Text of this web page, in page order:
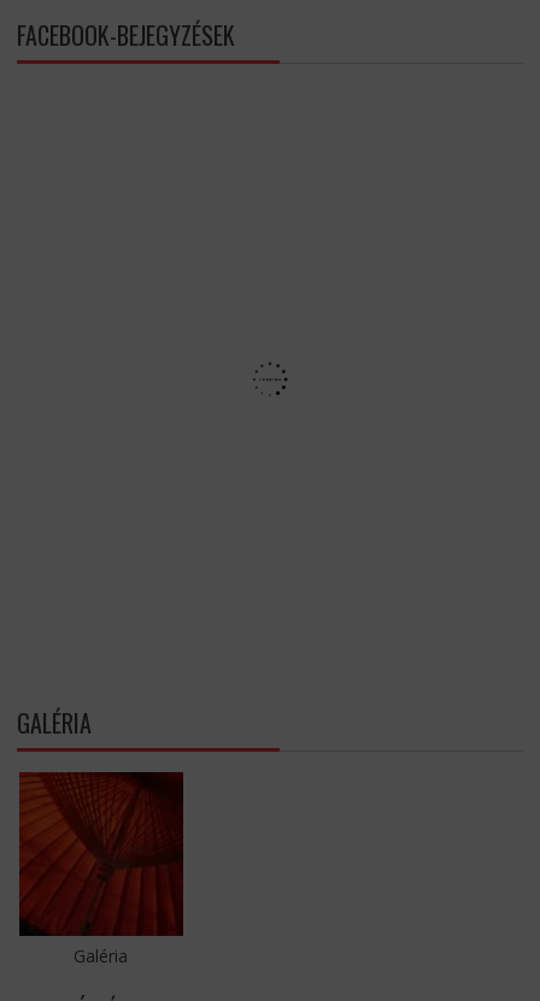
FACEBOOK-BEJEGYZÉSEK
GALÉRIA
Galéria